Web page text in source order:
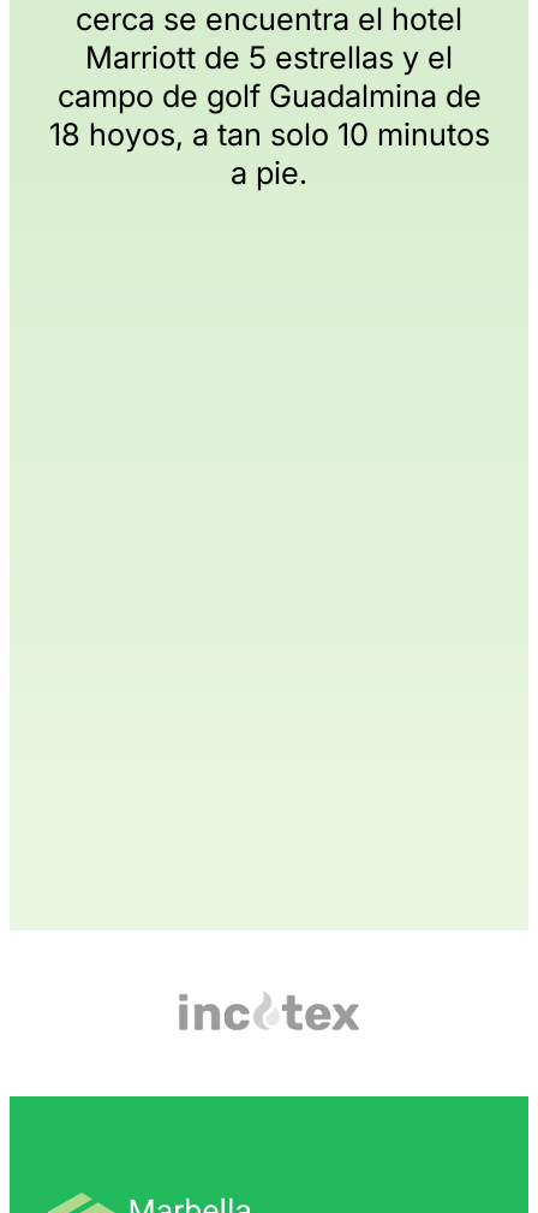
cerca se encuentra el hotel
Marriott de 5 estrellas y el
campo de golf Guadalmina de
18 hoyos, a tan solo 10 minutos
a pie.